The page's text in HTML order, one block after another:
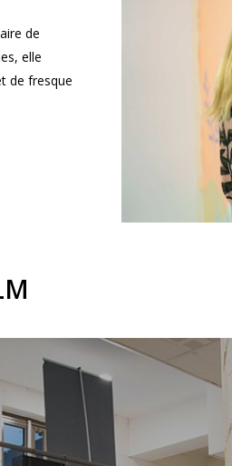
de
elle
de fresque